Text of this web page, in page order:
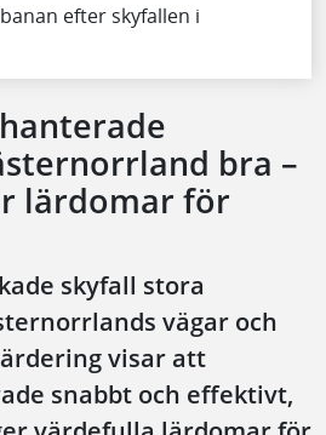
efter skyfallen i
bra –
lärdomar för
skyfall stora
vägar och
visar att
snabbt och effektivt,